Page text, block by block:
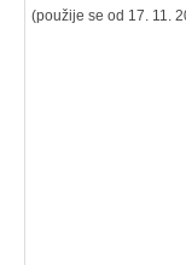
(použije se od 17. 11.